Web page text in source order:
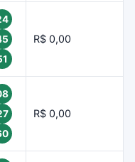
R$ 0,00
R$ 0,00